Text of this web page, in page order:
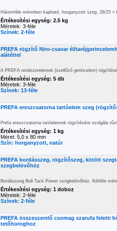
Háromféle méretben kapható, horganyzott szeg. 28/25
Értékesítési egység: 2.5 kg
Méretek: 3-féle
Színek: 2-féle
PREFA rögzítő Niro-csavar él/
alátéttel
A PREFA rendszerelemek (szellőző gerincelem)
Értékesítési egység: 5 db
Méretek: 3-féle
Színek: 13-féle
PREFA ereszcsatorna tartóelem szeg
Prefa ereszcsatorna tartóelemek rögzítésére szolgála
Értékesítési egység: 1 kg
Méret: 5,0 x 80 mm
Szín: horganyzott, natúr
PREFA bordásszeg, rögzítőszeg, kötött
szegbelövőhöz
Bordásszeg Bull Tack Power szögbelövőhöz. Kétféle
Értékesítési egység: 1 doboz
Méretek: 2-féle
Színek: 2-féle
PREFA összeszerelő csomag szarufa feletti
tetőhoroghoz